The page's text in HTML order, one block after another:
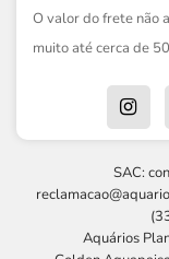
O valor do frete não
muito até cerca de
SAC:
Aquários